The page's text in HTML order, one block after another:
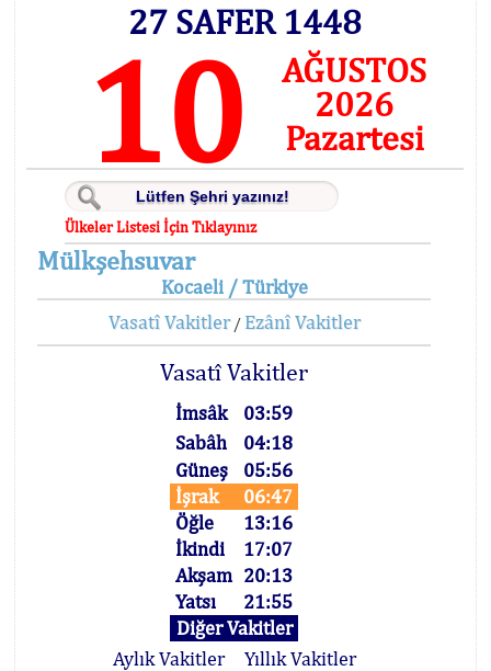
27 SAFER 1448
10
AĞUSTOS
2026
Pazartesi
Ülkeler Listesi İçin Tıklayınız
Mülkşehsuvar
Kocaeli / Türkiye
Vasatî Vakitler/ Ezânî Vakitler
Vasatî Vakitler
İmsâk
03:59
Sabâh
04:18
Güneş
05:56
İşrak
06:47
Öğle
13:16
İkindi
17:07
Akşam 20:13
Yatsı
21:55
Diğer Vakitler
Aylık Vakitler
Yıllık Vakitler